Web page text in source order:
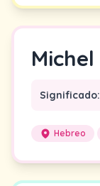
Michel
Significado:
Hebreo